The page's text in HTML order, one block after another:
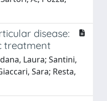
disease:
treatment
Laura; Santini,
Sara; Resta,